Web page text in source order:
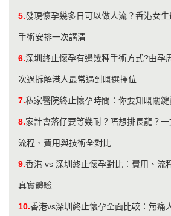
5.發現懷孕幾多日可以做人流？香港女
手術安排一次講清
6.深圳終止懷孕有邊幾種手術方式?由孕
次過拆解港人最常遇到嘅選擇位
7.私家醫院終止懷孕時間：你要知嘅關鍵
8.家計會落仔要等幾耐？唔想排長龍？
流程、費用與技術全對比
9.香港 vs 深圳終止懷孕對比：費用、流
真實體驗
10.香港vs深圳終止懷孕全面比較：無痛